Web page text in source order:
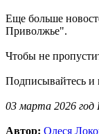
Еще больше
Приволжье".
Чтобы не
Подписывайтесь и
03 марта 2026
Автор: Олеся